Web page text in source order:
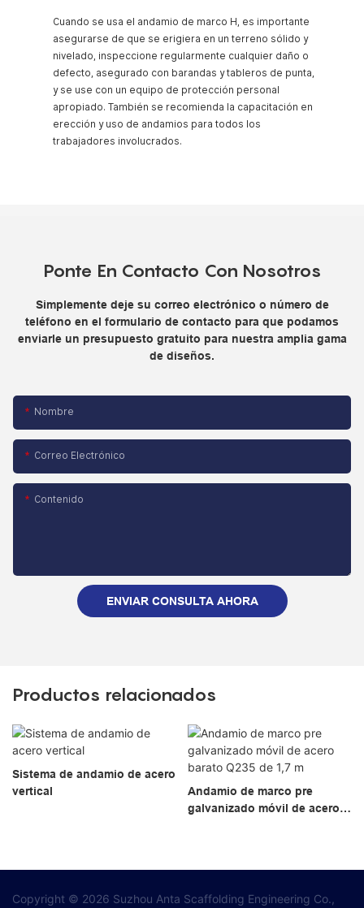
Cuando se usa el andamio de marco H, es importante
asegurarse de que se erigiera en un terreno sólido y
nivelado, inspeccione regularmente cualquier daño o
defecto, asegurado con barandas y tableros de punta,
y se use con un equipo de protección personal
apropiado. También se recomienda la capacitación en
erección y uso de andamios para todos los
trabajadores involucrados.
Ponte En Contacto Con Nosotros
Simplemente deje su correo electrónico o número de
teléfono en el formulario de contacto para que podamos
enviarle un presupuesto gratuito para nuestra amplia gama
de diseños.
Nombre
Correo Electrónico
Contenido
ENVIAR CONSULTA AHORA
Productos relacionados
Sistema de andamio de acero
vertical
Andamio de marco pre
galvanizado móvil de acero
Copyright © 2026 Suzhou Anta Scaffolding Engineering Co.,